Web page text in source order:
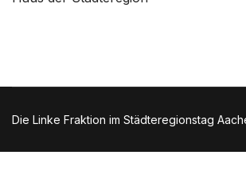
Die Linke Fraktion im Städteregionstag